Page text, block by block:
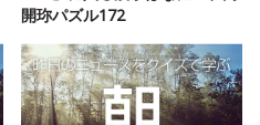
開珎パズル172